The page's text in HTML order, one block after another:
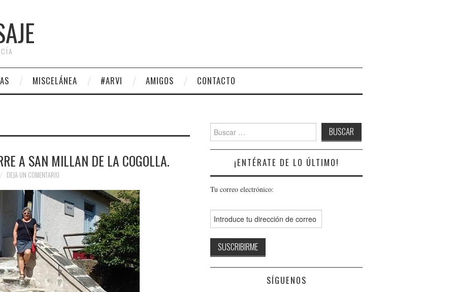
MISCELÁNEA #ARVI AMIGOS CONTACTO
A SAN MILLAN DE LA COGOLLA.
DEJA UN COMENTARIO
Buscar:
¡ENTÉRATE DE LO ÚLTIMO!
Tu correo electrónico:
SÍGUENOS